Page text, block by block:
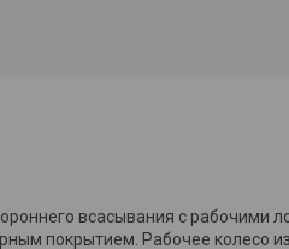
всасывания с рабочими
покрытием. Рабочее колесо